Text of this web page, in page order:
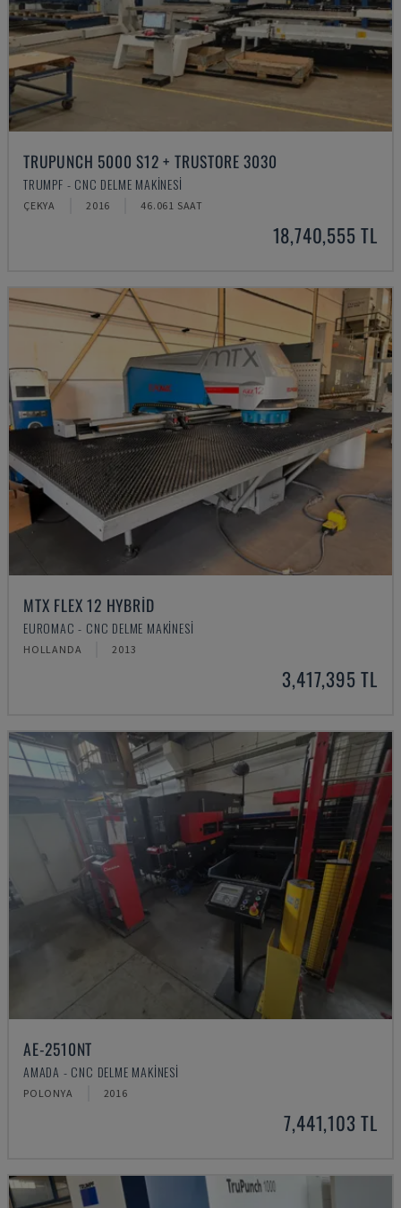
TRUPUNCH 5000 S12 + TRUSTORE 3030
TRUMPF - CNC DELME MAKINESI
ÇEKYA 2016 46.061 SAAT
18,740,555 TL
MTX FLEX 12 HYBRID
EUROMAC - CNC DELME MAKINESI
HOLLANDA 2013
3,417,395 TL
AE-2510NT
AMADA - CNC DELME MAKINESI
POLONYA 2016
7,441,103 TL